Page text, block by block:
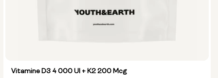
Vitamine D3 4 000 UI + K2 200 Mcg